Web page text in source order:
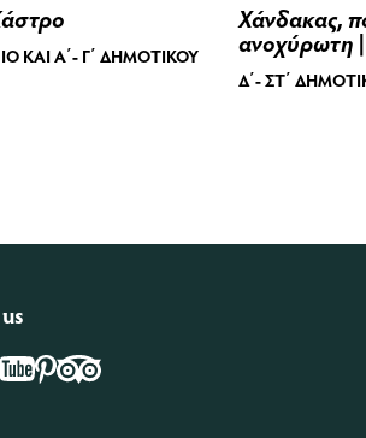
ΚΑΙ Α΄- Γ΄ ΔΗΜΟΤΙΚΟΎ
Χάνδακας,
ανοχύρωτη
Δ΄- ΣΤ΄
Pinterest
Tripadvisor